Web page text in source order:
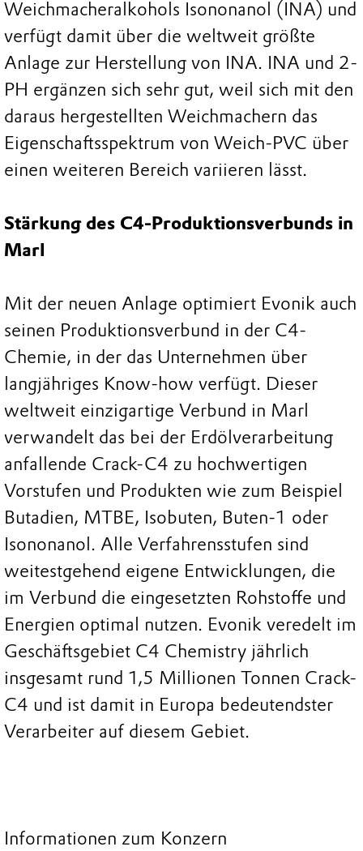
Weichmacheralkohols Isononanol (INA) und
verfügt damit über die weltweit größte
Anlage zur Herstellung von INA. INA und 2-
PH ergänzen sich sehr gut, weil sich mit den
daraus hergestellten Weichmachern das
Eigenschaftsspektrum von Weich-PVC über
einen weiteren Bereich variieren lässt.
Stärkung des C4-Produktionsverbunds in
Marl
Mit der neuen Anlage optimiert Evonik auch
seinen Produktionsverbund in der C4-
Chemie, in der das Unternehmen über
langjähriges Know-how verfügt. Dieser
weltweit einzigartige Verbund in Marl
verwandelt das bei der Erdölverarbeitung
anfallende Crack-C4 zu hochwertigen
Vorstufen und Produkten wie zum Beispiel
Butadien, MTBE, Isobuten, Buten-1 oder
Isononanol. Alle Verfahrensstufen sind
weitestgehend eigene Entwicklungen, die
im Verbund die eingesetzten Rohstoffe und
Energien optimal nutzen. Evonik veredelt im
Geschäftsgebiet C4 Chemistry jährlich
insgesamt rund 1,5 Millionen Tonnen Crack-
C4 und ist damit in Europa bedeutendster
Verarbeiter auf diesem Gebiet.
Informationen zum Konzern